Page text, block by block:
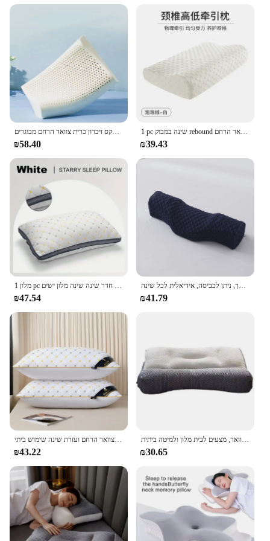
כרית לטקס גומי טבעי לטקס זיכרון כרית צוואר הרחם מבוגרים
₪58.40
1 pc שינה במבוק rebound זיכרון כריות אורתופדיות כרית צוואר הרחם בריאות צוואר הרחם כריות בריאות צוואר הרחם
₪39.43
₪47.54 ₪41.79
₪43.22
כרית צוואר אורטופדי, ליבה לכביסה, הגנה על צוואר, מצעים לבית מלון ולמיטה ביתית
₪30.65